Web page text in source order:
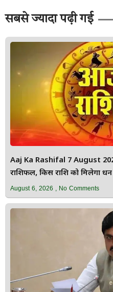
सबसे ज्यादा पढ़ी गई
Aaj Ka Rashifal 7 August
राशिफल, किस राशि को मिलेगा
August 6, 2026 No Comments